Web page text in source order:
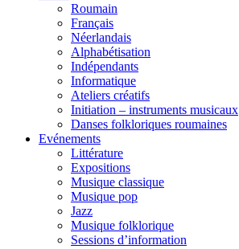
Roumain
Français
Néerlandais
Alphabétisation
Indépendants
Informatique
Ateliers créatifs
Initiation – instruments musicaux
Danses folkloriques roumaines
Evénements
Littérature
Expositions
Musique classique
Musique pop
Jazz
Musique folklorique
Sessions d’information